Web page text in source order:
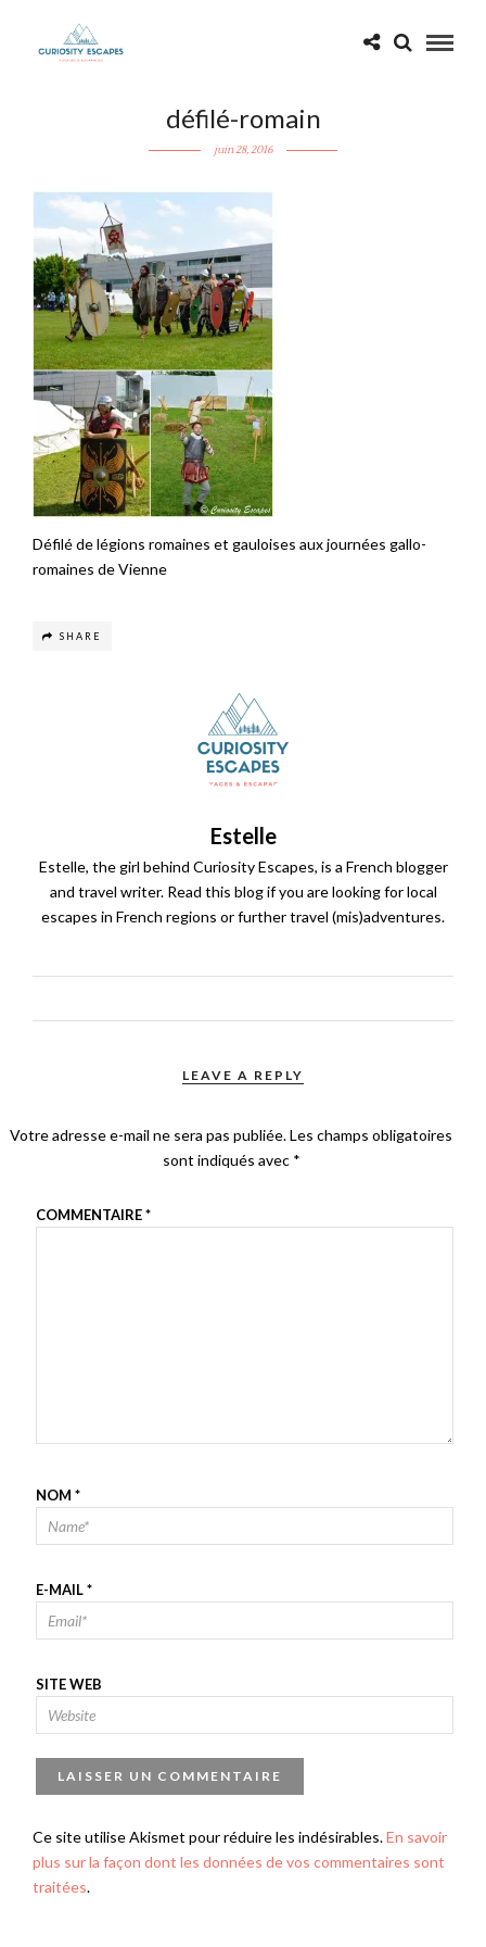
défilé-romain
juin 28, 2016
Défilé de légions romaines et gauloises aux journées gallo-
romaines de Vienne
SHARE
Estelle
Estelle, the girl behind Curiosity Escapes, is a French blogger
and travel writer. Read this blog if you are looking for local
escapes in French regions or further travel (mis)adventures.
LEAVE A REPLY
Votre adresse e-mail ne sera pas publiée.Les champs obligatoires
sont indiqués avec *
COMMENTAIRE*
NOM *
E-MAIL*
SITE WEB
Ce site utilise Akismet pour réduire les indésirables.En savoir
plus sur la façon dont les données de vos commentaires sont
traitées.